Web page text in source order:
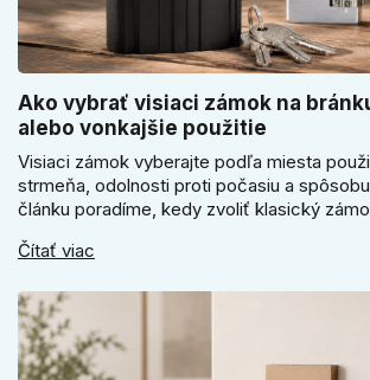
Ako vybrať visiaci zámok na
alebo vonkajšie použitie
Visiaci zámok vyberajte podľa miesta
strmeňa, odolnosti proti počasiu a
článku poradíme, kedy zvoliť klasický
sa pri bránke, pivnici alebo záhradnom
Čítať viac